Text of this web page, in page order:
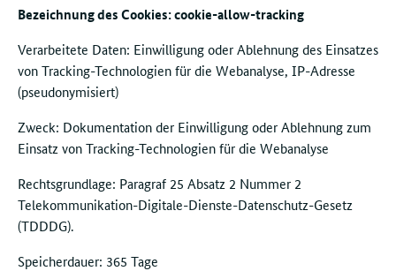
Bezeichnung des Cookies: cookie-allow-tracking
Verarbeitete Daten: Einwilligung oder Ablehnung des Einsatzes
von Tracking-Technologien für die Webanalyse, IP-Adresse
(pseudonymisiert)
Zweck: Dokumentation der Einwilligung oder Ablehnung zum
Einsatz von Tracking-Technologien für die Webanalyse
Rechtsgrundlage: Paragraf 25 Absatz 2 Nummer 2
Telekommunikation-Digitale-Dienste-Datenschutz-Gesetz
(TDDDG).
Speicherdauer: 365 Tage